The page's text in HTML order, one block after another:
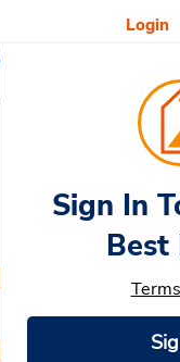
Login
Carat
Sign In
Best